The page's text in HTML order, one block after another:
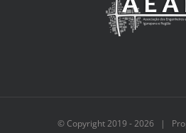
© Copyright 2019 -2026 |